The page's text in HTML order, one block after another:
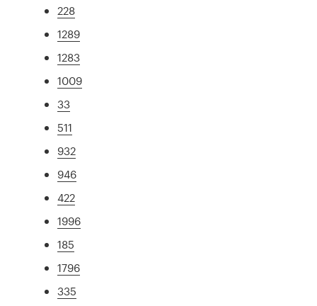
228
1289
1283
1009
33
511
932
946
422
1996
185
1796
335